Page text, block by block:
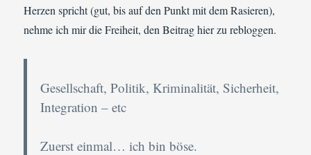
Herzen spricht (gut, bis auf den Punkt mit dem Rasieren),
nehme ich mir die Freiheit, den Beitrag hier zu rebloggen.
Gesellschaft, Politik, Kriminalität, Sicherheit,
Integration – etc
Zuerst einmal… ich bin böse.